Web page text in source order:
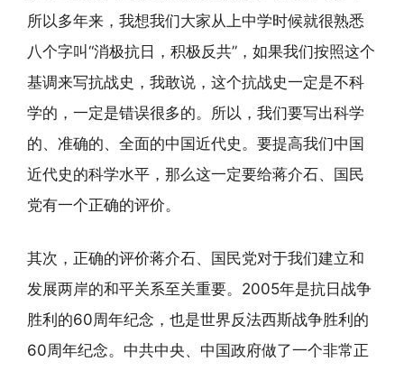
所以多年来，我想我们大家从上中学时候就很熟悉
八个字叫“消极抗日，积极反共”，如果我们按照这个
基调来写抗战史，我敢说，这个抗战史一定是不科
学的，一定是错误很多的。所以，我们要写出科学
的、准确的、全面的中国近代史。要提高我们中国
近代史的科学水平，那么这一定要给蒋介石、国民
党有一个正确的评价。
其次，正确的评价蒋介石、国民党对于我们建立和
发展两岸的和平关系至关重要。2005年是抗日战争
胜利的60周年纪念，也是世界反法西斯战争胜利的
60周年纪念。中共中央、中国政府做了一个非常正